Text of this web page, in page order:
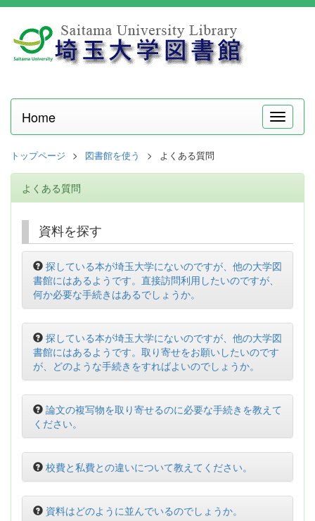
メ
ニ
Home
トップページ 図書館を使う よくある質問
よくある質問
資料を探す
探している本が埼玉大学にないのですが、他の大学図
書館にはあるようです。直接訪問利用したいのですが、
何か必要な手続きはあるでしょうか。
探している本が埼玉大学にないのですが、他の大学図
書館にはあるようです。取り寄せをお願いしたいのです
が、どのような手続きをすればよいのでしょうか。
論文の複写物を取り寄せるのに必要な手続きを教えて
ください。
校費と私費との違いについて教えてください。
資料はどのように並んでいるのでしょうか。